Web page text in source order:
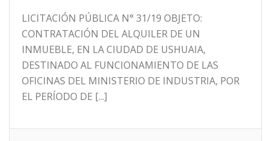
LICITACIÓN PÚBLICA N° 31/19 OBJETO:
CONTRATACIÓN DEL ALQUILER DE UN
INMUEBLE, EN LA CIUDAD DE USHUAIA,
DESTINADO AL FUNCIONAMIENTO DE LAS
OFICINAS DEL MINISTERIO DE INDUSTRIA, POR
EL PERÍODO DE [...]